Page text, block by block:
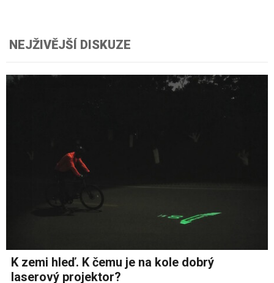
NEJŽIVĚJŠÍ DISKUZE
K zemi hleď. K čemu je na kole dobrý
laserový projektor?